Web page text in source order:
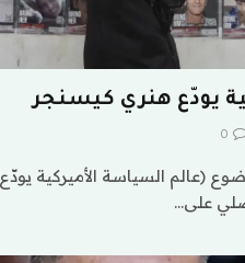
يودّع هنري كيسنجر
0
(عالم السياسة الأميركية
على…